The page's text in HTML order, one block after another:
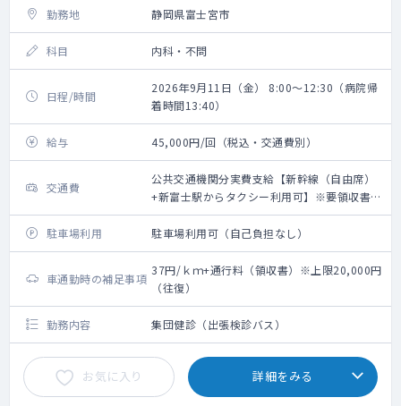
勤務地 静岡県富士宮市
科目 内科・不問
日程/時間
2026年9月11日（金） 8:00～12:30（病院帰
着時間13:40）
給与 45,000円/回（税込・交通費別）
交通費
公共交通機関分実費支給【新幹線（自由席）
+新富士駅からタクシー利用可】※要領収書・
上限20,000円（往復）
駐車場利用
駐車場利用可（自己負担なし）
車通勤時の補足事項
37円/ｋｍ+通行料（領収書）※上限20,000円
（往復）
勤務内容 集団健診（出張検診バス）
お気に入り 詳細をみる